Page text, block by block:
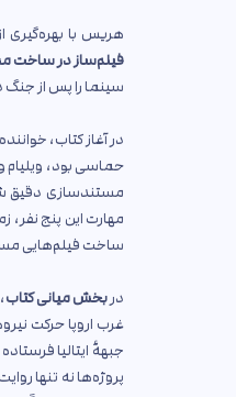
هریس با بهره‌گیری
فیلم‌ساز در ساخت
سینما را پس از جنگ
در آغاز کتاب، خواننده
حماسی بود، ویلیام
مستندسازی دقیق
مهارت این پنج نفر،
ساخت فیلم‌هایی
در بخش میانی کتاب
غرب اروپا حرکت
جبههٔ ایتالیا
پروژه‌ها نه تنها